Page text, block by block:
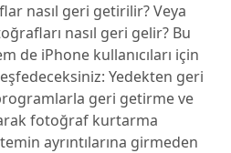
Silinen Fotoğrafları
SSS
nasıl geri getirilir? Veya
nasıl geri gelir? Bu
de iPhone kullanıcıları için
Yedekten geri
geri getirme ve
fotoğraf kurtarma
ayrıntılarına girmeden